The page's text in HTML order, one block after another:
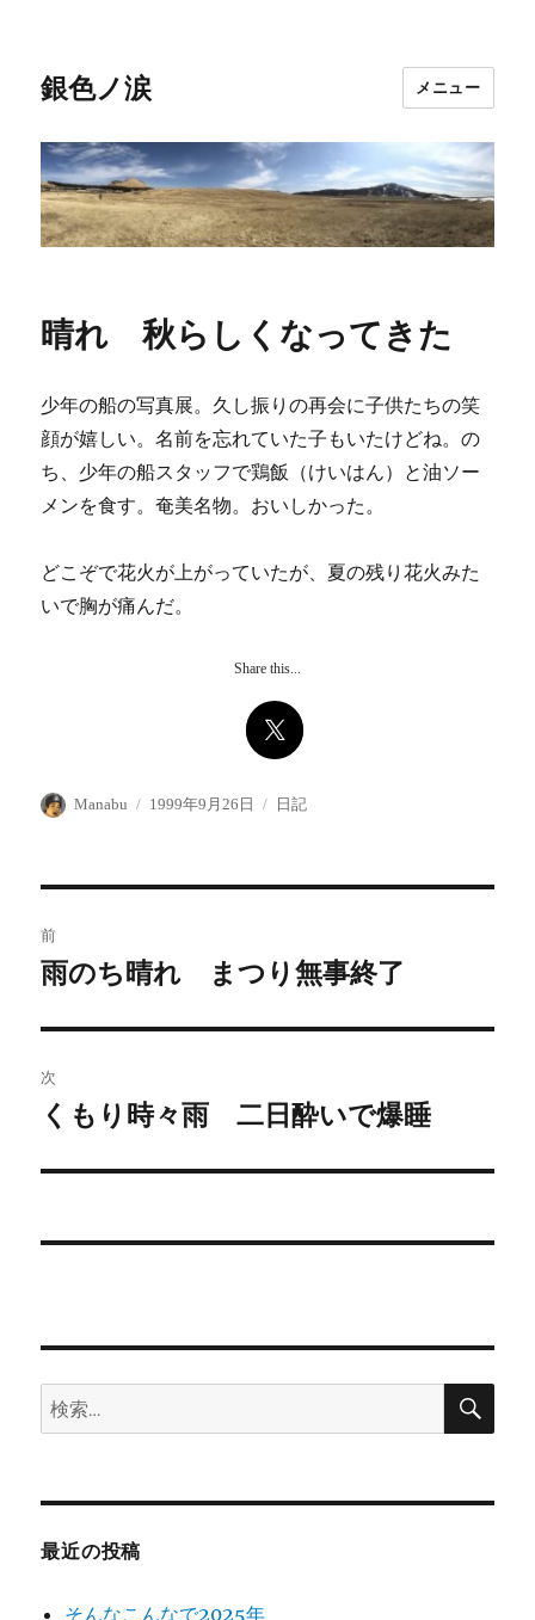
銀色ノ涙 メニュー
晴れ 秋らしくなってきた
少年の船の写真展。久し振りの再会に子供たちの笑
顔が嬉しい。名前を忘れていた子もいたけどね。の
ち、少年の船スタッフで鶏飯（けいはん）と油ソー
メンを食す。奄美名物。おいしかった。
どこぞで花火が上がっていたが、夏の残り花火みた
いで胸が痛んだ。
Share this...
投
Manabu
投
1999年9月26日
カ
日記
稿
ビ
ゲ
ー
前
前
投
稿:
雨のち晴れ まつり無事終了
次
次
投
くもり時々雨 二日酔いで爆睡
検
索:
検
最近の投稿
そんなこんなで2025年